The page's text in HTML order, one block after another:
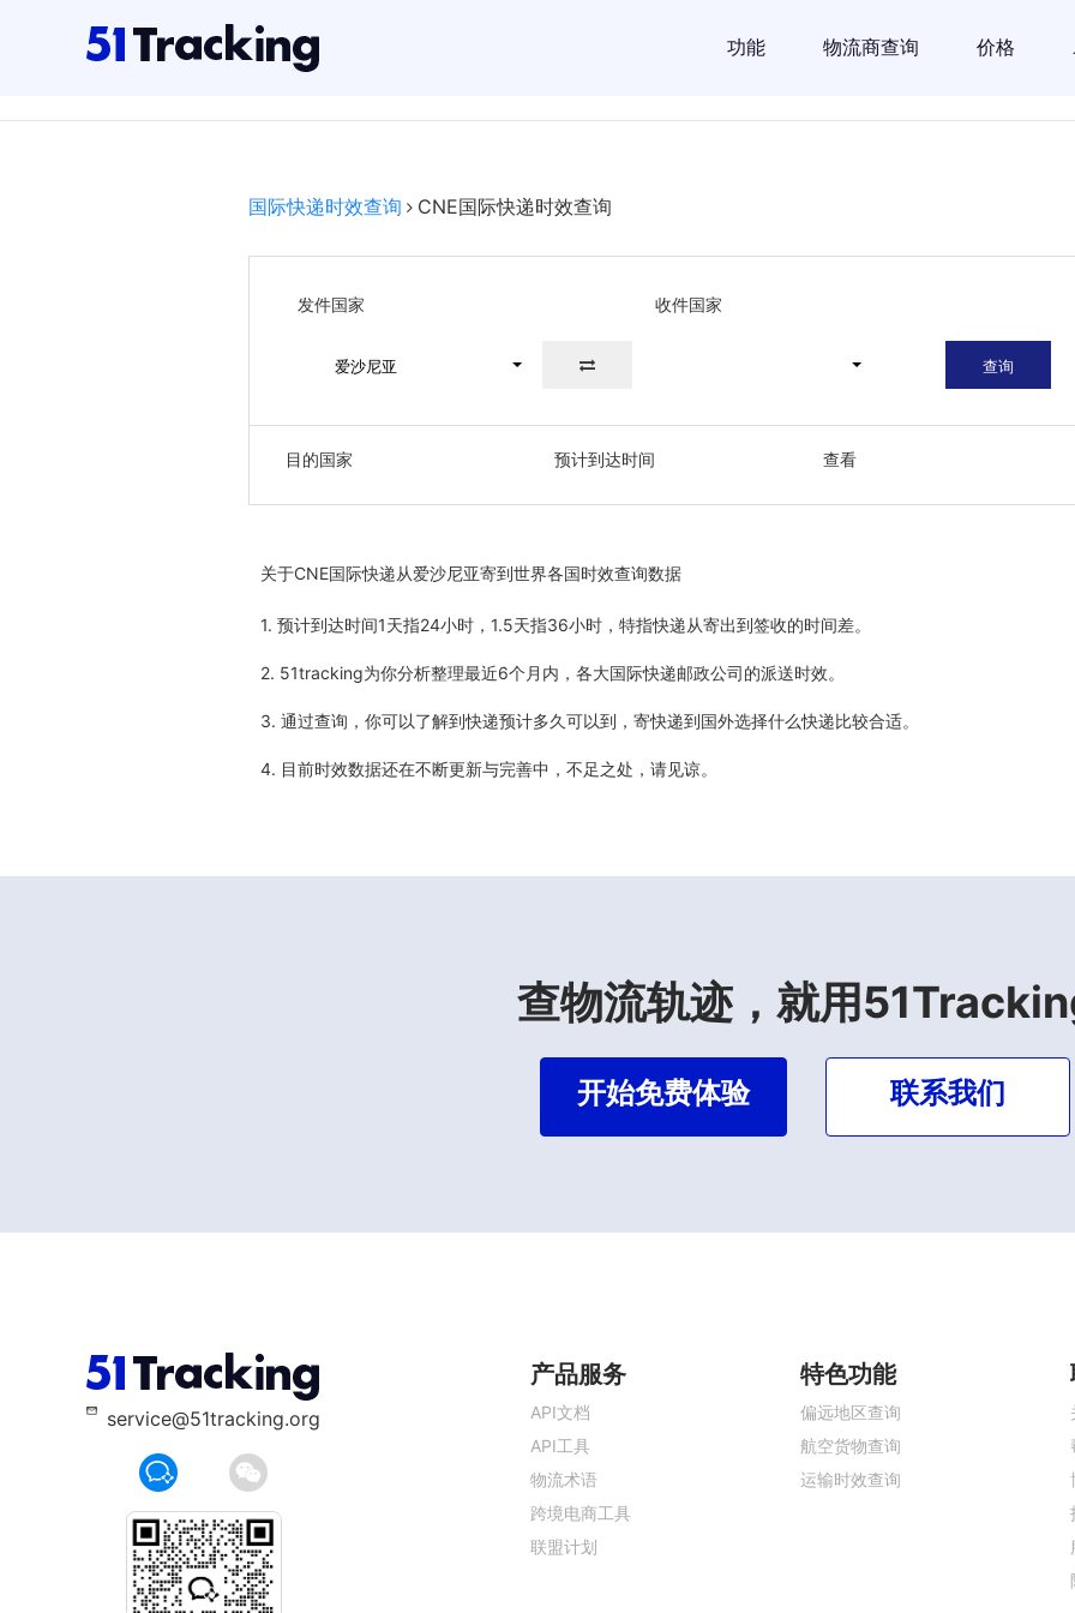
功能 物流商查询 价格
国际快递时效查询 CNE国际快递时效查询
发件国家 收件国家
爱沙尼亚 查询
目的国家 预计到达时间 查看
关于CNE国际快递从爱沙尼亚寄到世界各国时效查询数据
1. 预计到达时间1天指24小时，1.5天指36小时，特指快递从寄出到签收的时间差。
2. 51tracking为你分析整理最近6个月内，各大国际快递邮政公司的派送时效。
3. 通过查询，你可以了解到快递预计多久可以到，寄快递到国外选择什么快递比较合适。
4. 目前时效数据还在不断更新与完善中，不足之处，请见谅。
查物流轨迹，就用
开始免费体验 联系我们
service@51tracking.org
产品服务
API文档
API工具
物流术语
跨境电商工具
联盟计划
特色功能
偏远地区查询
航空货物查询
运输时效查询